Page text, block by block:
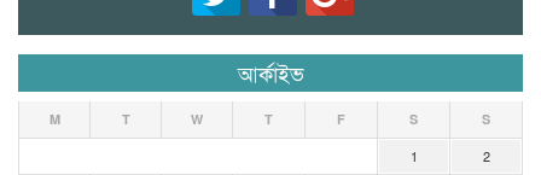
আর্কাইভ
M T W T F S S
1
2